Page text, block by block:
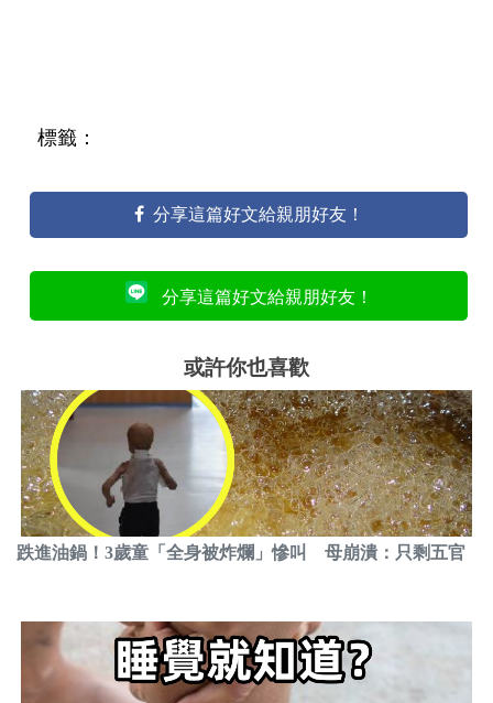
標籤：
分享這篇好文給親朋好友！
分享這篇好文給親朋好友！
或許你也喜歡
跌進油鍋！3歲童「全身被炸爛」慘叫 母崩潰：只剩五官